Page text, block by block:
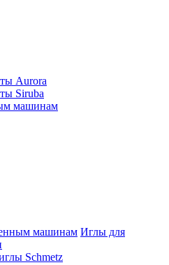
Aurora
Siruba
машинам
машинам Иглы для
Schmetz